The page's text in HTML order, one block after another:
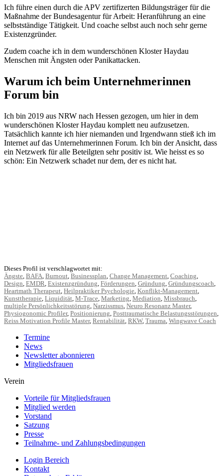
Ich führe einen durch die APV zertifizerten Bildungsträger für die
Maßnahme der Bundesagentur für Arbeit: Heranführung an eine
selbstständige Tätigkeit. Und coache selbst auch noch sehr gerne
Existenzgründer.
Zudem coache ich in dem wunderschönen Kloster Haydau
Menschen mit Ängsten oder Panikattacken.
Warum ich beim Unternehmerinnen
Forum bin
Ich bin 2019 aus NRW nach Hessen gezogen, um hier in dem
wunderschönen Kloster Haydau komplett neu aufzusetzen.
Tatsächlich kannte ich hier niemanden und Irgendwann stieß ich im
Internet auf das Unternehmerinnen Forum. Ich bin der Ansicht, dass
ein Netzwerk für alle Beteilgten sehr positiv ist. Wie heisst es so
schön: Ein Netzwerk schadet nur dem, der es nicht hat.
Dieses Profil ist verschlagwortet mit:
Ängste, BAFA, Burnout, Businessplan, Change Management, Coaching,
Design, EMDR, Existenzgründung, Förderungen, Gründung, Gründungscoach,
Heartmath Therapeut, Heilpraktiker Psychologie, Konflikt-Management,
Kunsttherapie, Liquidität, M-Trace, Marketing, Mediation, Missbrauch,
multiple Persönlichkeitsstörung, Narzissmus, Neuro Resonanz Master,
Physiogonomic Profiler, Positionierung, Posttraumatische Belastungsstörungen,
Reiss Motivation Profile Master, Rentabilität, RKW, Trauma, Wingwave Coach
Termine
News
Newsletter abonnieren
Mitgliedsfrauen
Verein
Vorteile für Mitgliedsfrauen
Mitglied werden
Vorstand
Satzung
Presse
Teilnahme- und Zahlungsbedingungen
Login Bereich
Kontakt